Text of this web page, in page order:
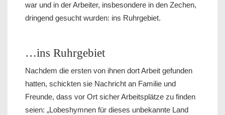
war und in der Arbeiter, insbesondere in den Zechen,
dringend gesucht wurden: ins Ruhrgebiet.
…ins Ruhrgebiet
Nachdem die ersten von ihnen dort Arbeit gefunden
hatten, schickten sie Nachricht an Familie und
Freunde, dass vor Ort sicher Arbeitsplätze zu finden
seien: „Lobeshymnen für dieses unbekannte Land